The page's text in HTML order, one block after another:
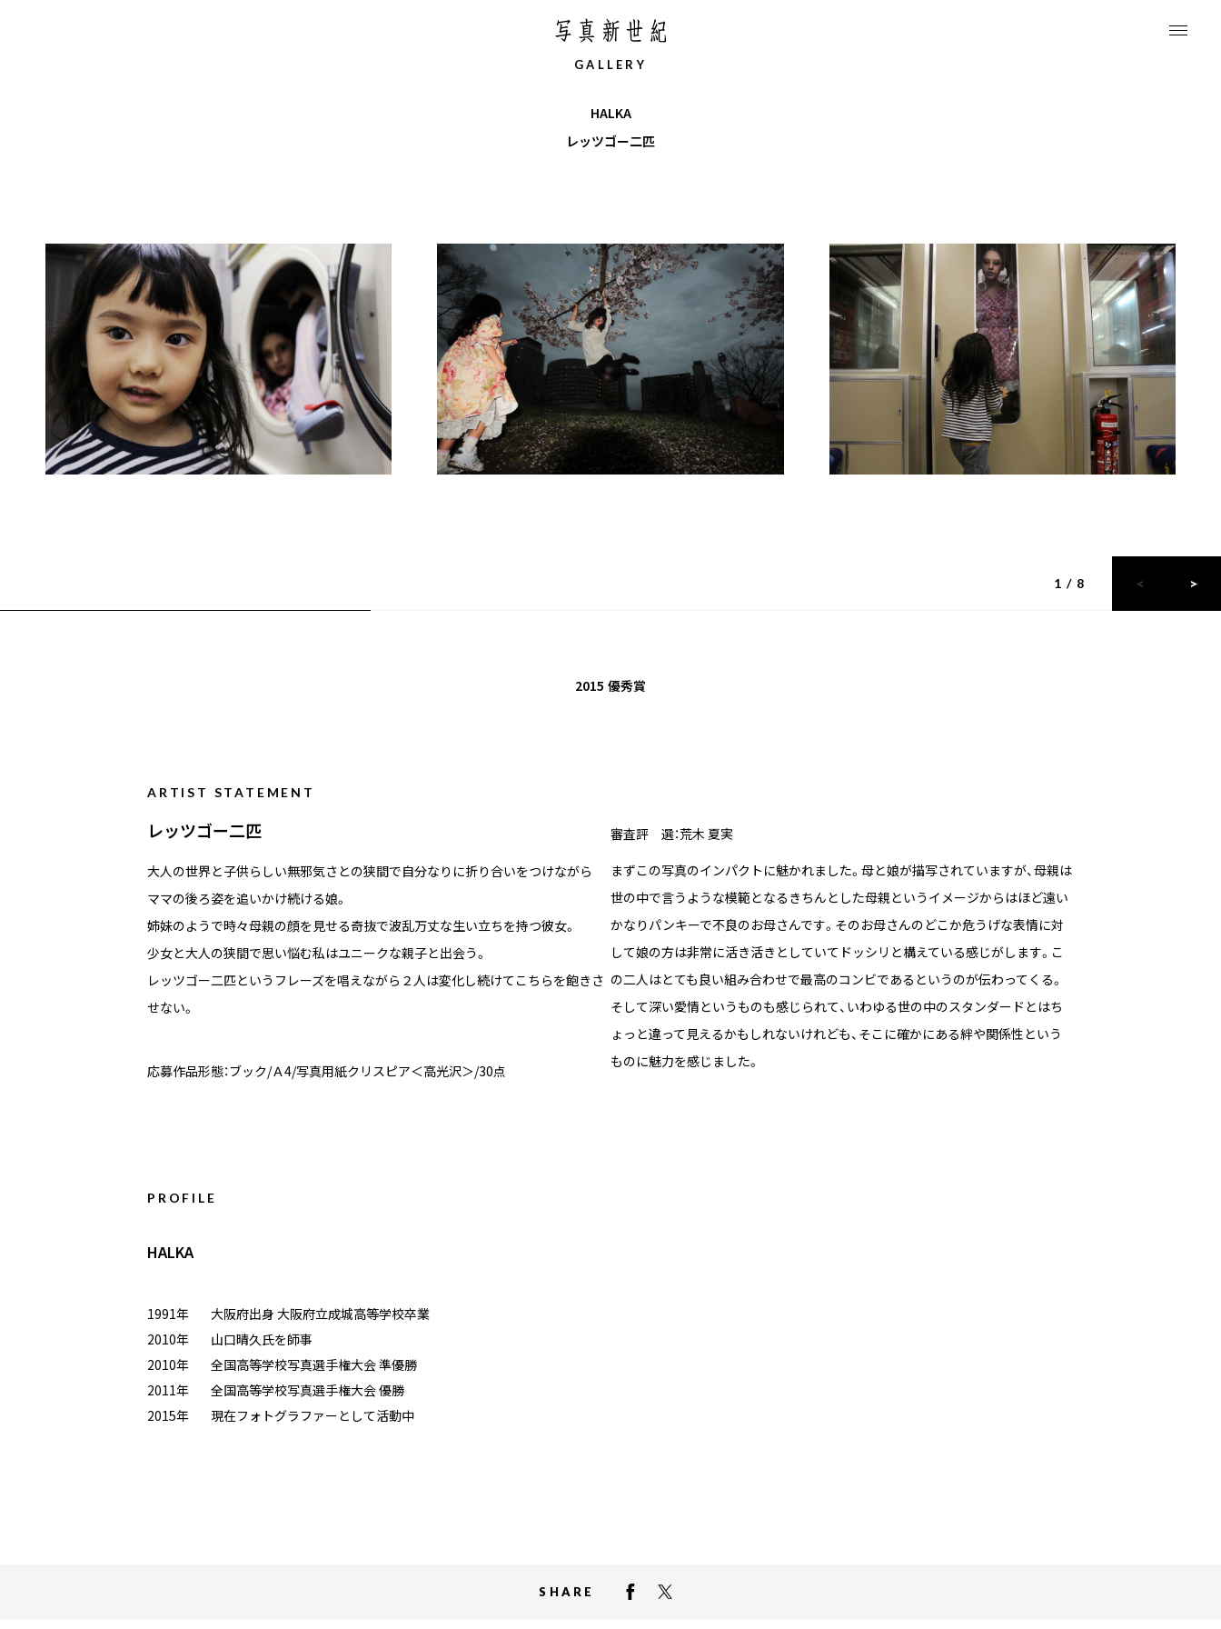
ホーム EN
GA L L E RY
HALKA
レッツゴー二匹
1 / 8
2015 優秀賞
ARTIST STATEMENT
レッツゴー二匹
大人の世界と子供らしい無邪気さとの狭間で自分なりに折り合いをつけながら
ママの後ろ姿を追いかけ続ける娘。
姉妹のようで時々母親の顔を見せる奇抜で波乱万丈な生い立ちを持つ彼女。
少女と大人の狭間で思い悩む私はユニークな親子と出会う。
レッツゴー二匹というフレーズを唱えながら２人は変化し続けてこちらを飽きさ
せない。
応募作品形態：ブック/Ａ4/写真用紙クリスピア＜高光沢＞/30点
審査評 選：荒木 夏実
まずこの写真のインパクトに魅かれました。母と娘が描写されていますが、母親は
世の中で言うような模範となるきちんとした母親というイメージからはほど遠い
かなりパンキーで不良のお母さんです。そのお母さんのどこか危うげな表情に対
して娘の方は非常に活き活きとしていてドッシリと構えている感じがします。こ
の二人はとても良い組み合わせで最高のコンビであるというのが伝わってくる。
そして深い愛情というものも感じられて、いわゆる世の中のスタンダードとはち
ょっと違って見えるかもしれないけれども、そこに確かにある絆や関係性という
ものに魅力を感じました。
PROFILE
HALKA
1991年
大阪府出身 大阪府立成城高等学校卒業
2010年
山口晴久氏を師事
2010年
全国高等学校写真選手権大会 準優勝
2011年
全国高等学校写真選手権大会 優勝
2015年
現在フォトグラファーとして活動中
SHARE